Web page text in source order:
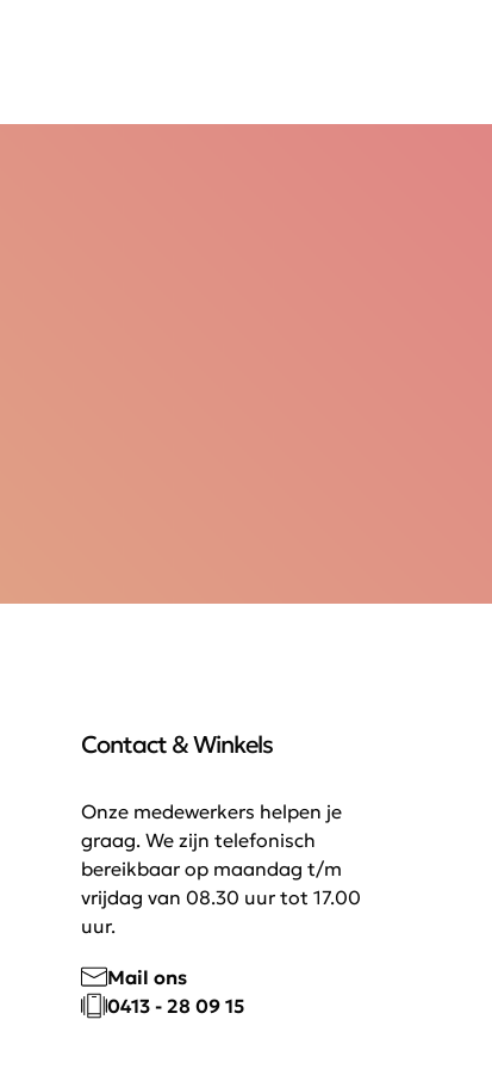
Contact & Winkels
Onze medewerkers helpen je
graag. We zijn telefonisch
bereikbaar op maandag t/m
vrijdag van 08.30 uur tot 17.00
uur.
Mail ons
0413 - 28 09 15